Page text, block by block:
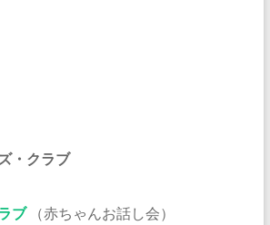
・クラブ
ブ（赤ちゃんお話し会）